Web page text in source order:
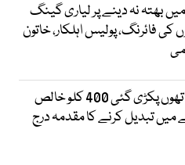
بھتہ نہ دینے پر لیاری گینگ
کی فائرنگ، پولیس اہلکار، خاتون
کسٹمز کے ہاتھوں پکڑی گئی 400 کلو خالص
تبدیل کرنے کا مقدمہ درج